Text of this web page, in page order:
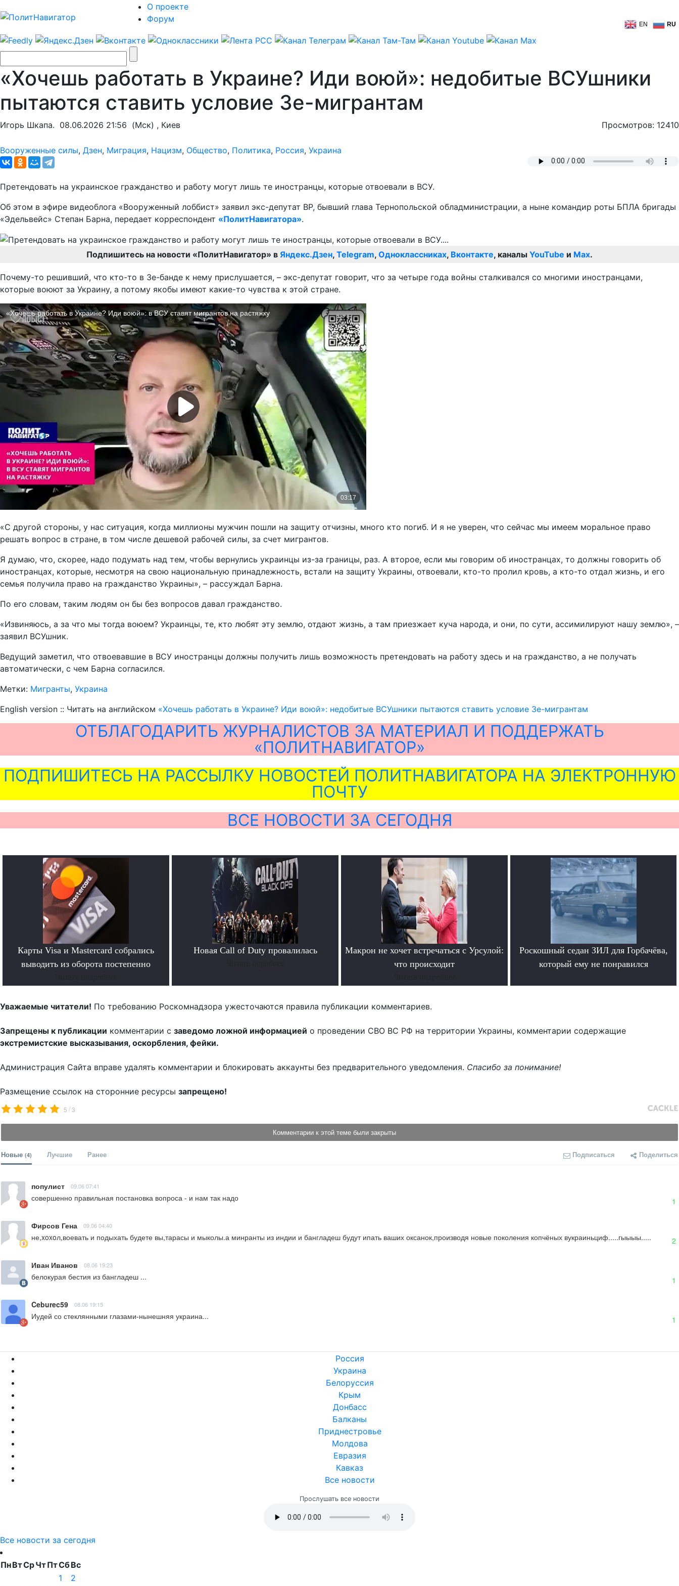
О проекте
Форум
EN RU
«Хочешь работать в Украине? Иди воюй»: недобитые ВСУшники
пытаются ставить условие Зе-мигрантам
Игорь Шкапа. 08.06.2026 21:56 (Мск) , Киев Просмотров: 12410
Вооруженные силы, Дзен, Миграция, Нацизм, Общество, Политика, Россия, Украина
Претендовать на украинское гражданство и работу могут лишь те иностранцы, которые отвоевали в ВСУ.
Об этом в эфире видеоблога «Вооруженный лоббист» заявил экс-депутат ВР, бывший глава Тернопольской обладминистрации, а ныне командир роты БПЛА бригады
«Эдельвейс» Степан Барна, передает корреспондент «ПолитНавигатора».
Подпишитесь на новости «ПолитНавигатор» в Яндекс.Дзен, Telegram, Одноклассниках, Вконтакте, каналы YouTube и Max.
Почему-то решивший, что кто-то в Зе-банде к нему прислушается, – экс-депутат говорит, что за четыре года войны сталкивался со многими иностранцами,
которые воюют за Украину, а потому якобы имеют какие-то чувства к этой стране.
«С другой стороны, у нас ситуация, когда миллионы мужчин пошли на защиту отчизны, много кто погиб. И я не уверен, что сейчас мы имеем моральное право
решать вопрос в стране, в том числе дешевой рабочей силы, за счет мигрантов.
Я думаю, что, скорее, надо подумать над тем, чтобы вернулись украинцы из-за границы, раз. А второе, если мы говорим об иностранцах, то должны говорить об
иностранцах, которые, несмотря на свою национальную принадлежность, встали на защиту Украины, отвоевали, кто-то пролил кровь, а кто-то отдал жизнь, и его
семья получила право на гражданство Украины», – рассуждал Барна.
По его словам, таким людям он бы без вопросов давал гражданство.
«Извиняюсь, а за что мы тогда воюем? Украинцы, те, кто любят эту землю, отдают жизнь, а там приезжает куча народа, и они, по сути, ассимилируют нашу землю», –
заявил ВСУшник.
Ведущий заметил, что отвоевавшие в ВСУ иностранцы должны получить лишь возможность претендовать на работу здесь и на гражданство, а не получать
автоматически, с чем Барна согласился.
Метки: Мигранты, Украина
English version :: Читать на английском «Хочешь работать в Украине? Иди воюй»: недобитые ВСУшники пытаются ставить условие Зе-мигрантам
ОТБЛАГОДАРИТЬ ЖУРНАЛИСТОВ ЗА МАТЕРИАЛ И ПОДДЕРЖАТЬ
«ПОЛИТНАВИГАТОР»
ПОДПИШИТЕСЬ НА РАССЫЛКУ НОВОСТЕЙ ПОЛИТНАВИГАТОРА НА ЭЛЕКТРОННУЮ
ПОЧТУ
ВСЕ НОВОСТИ ЗА СЕГОДНЯ
Карты Visa и Mastercard собрались
выводить из оборота постепенно
Новая Call of Duty провалилась
Макрон не хочет встречаться с Урсулой:
что происходит
Роскошный седан ЗИЛ для Горбачёва,
который ему не понравился
Уважаемые читатели! По требованию Роскомнадзора ужесточаются правила публикации комментариев.
Запрещены к публикации комментарии с заведомо ложной информацией о проведении СВО ВС РФ на территории Украины, комментарии содержащие
экстремистские высказывания, оскорбления, фейки.
Администрация Сайта вправе удалять комментарии и блокировать аккаунты без предварительного уведомления. Спасибо за понимание!
Размещение ссылок на сторонние ресурсы запрещено!
5 /3
Комментарии к этой теме были закрыты
Новые (4) Лучшие Ранее Подписаться Поделиться
популист 09.06 07:41
совершенно правильная постановка вопроса - и нам так надо 1
Фирсов Гена 09.06 04:40
не,xoxoл,воевать и подыхать будете вы,тарасы и мыколы.а минранты из индии и бангладеш будут ипать ваших оксанок,производя новые поколения копчёных вукраиньциф.....гыыыы..... 2
Иван Иванов 08.06 19:23
белокурая бестия из бангладеш ... 1
Ceburec59 08.06 19:15
Иудей со стеклянными глазами-нынешняя украина... 1
Россия
Украина
Белоруссия
Крым
Донбасс
Балканы
Приднестровье
Молдова
Евразия
Кавказ
Все новости
Прослушать все новости
Все новости за сегодня
ПнВтСрЧтПтСбВс
1
2